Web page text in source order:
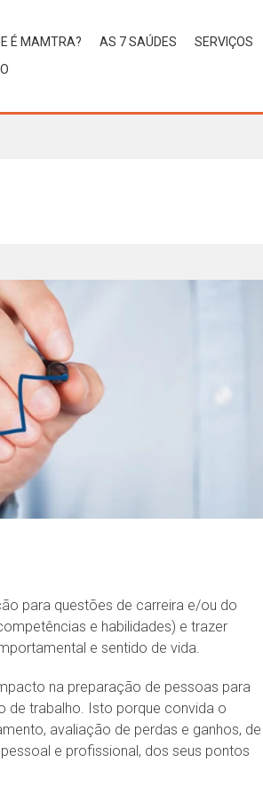
É MAMTRA? AS 7 SAÚDES SERVIÇOS
para questões de carreira e/ou do
e habilidades) e trazer
e sentido de vida.
na preparação de pessoas para
de trabalho. Isto porque convida o
avaliação de perdas e ganhos, de
e profissional, dos seus pontos